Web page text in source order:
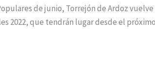
de junio, Torrejón de Ardoz
2022, que tendrán lugar desde el